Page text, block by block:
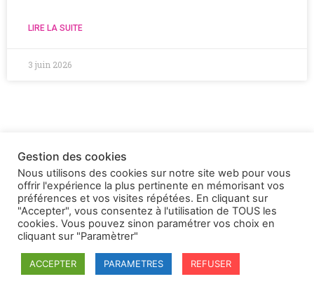
LIRE LA SUITE
3 juin 2026
Gestion des cookies
Nous utilisons des cookies sur notre site web pour vous
offrir l'expérience la plus pertinente en mémorisant vos
préférences et vos visites répétées. En cliquant sur
"Accepter", vous consentez à l'utilisation de TOUS les
cookies. Vous pouvez sinon paramétrer vos choix en
cliquant sur "Paramètrer"
ACCEPTER PARAMETRES REFUSER